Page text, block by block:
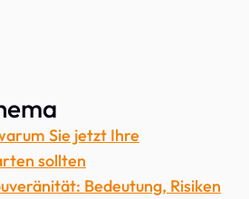
Sie jetzt Ihre
sollten
Bedeutung, Risiken